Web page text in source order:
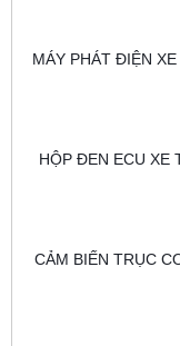
MÁY PHÁT ĐIỆN
HỘP ĐEN ECU XE
CẢM BIẾN TRỤC